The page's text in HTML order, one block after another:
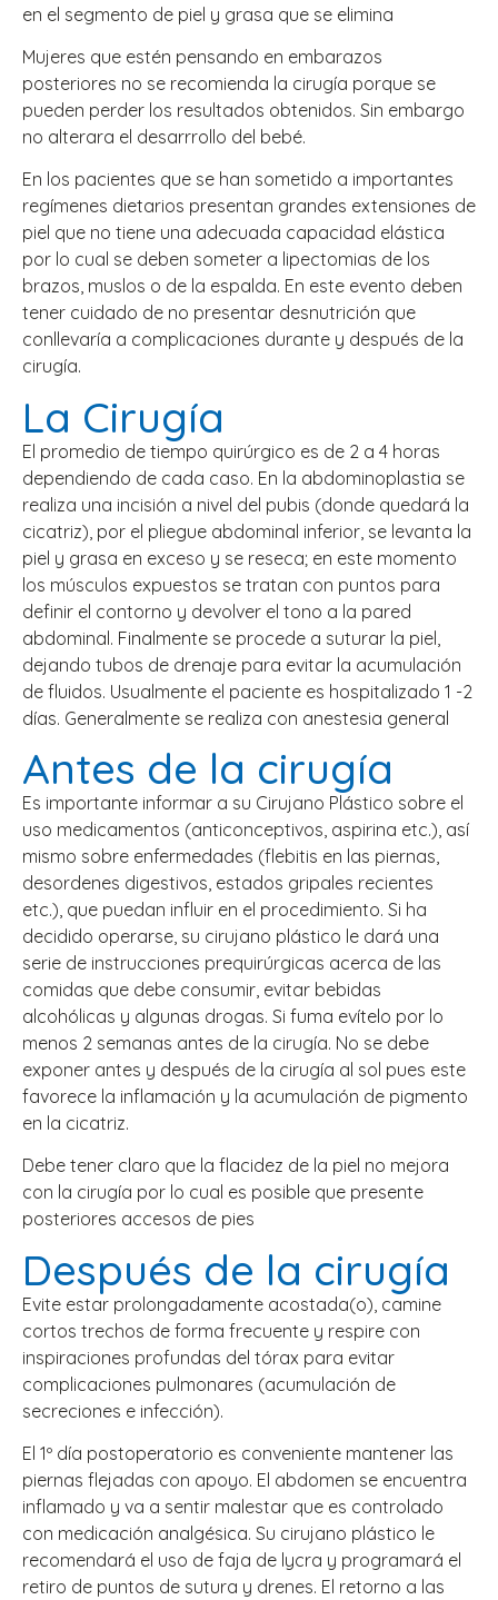
en el segmento de piel y grasa que se elimina
Mujeres que estén pensando en embarazos
posteriores no se recomienda la cirugía porque se
pueden perder los resultados obtenidos. Sin embargo
no alterara el desarrrollo del bebé.
En los pacientes que se han sometido a importantes
regímenes dietarios presentan grandes extensiones de
piel que no tiene una adecuada capacidad elástica
por lo cual se deben someter a lipectomias de los
brazos, muslos o de la espalda. En este evento deben
tener cuidado de no presentar desnutrición que
conllevaría a complicaciones durante y después de la
cirugía.
La Cirugía
El promedio de tiempo quirúrgico es de 2 a 4 horas
dependiendo de cada caso. En la abdominoplastia se
realiza una incisión a nivel del pubis (donde quedará la
cicatriz), por el pliegue abdominal inferior, se levanta la
piel y grasa en exceso y se reseca; en este momento
los músculos expuestos se tratan con puntos para
definir el contorno y devolver el tono a la pared
abdominal. Finalmente se procede a suturar la piel,
dejando tubos de drenaje para evitar la acumulación
de fluidos. Usualmente el paciente es hospitalizado 1 -2
días. Generalmente se realiza con anestesia general
Antes de la cirugía
Es importante informar a su Cirujano Plástico sobre el
uso medicamentos (anticonceptivos, aspirina etc.), así
mismo sobre enfermedades (flebitis en las piernas,
desordenes digestivos, estados gripales recientes
etc.), que puedan influir en el procedimiento. Si ha
decidido operarse, su cirujano plástico le dará una
serie de instrucciones prequirúrgicas acerca de las
comidas que debe consumir, evitar bebidas
alcohólicas y algunas drogas. Si fuma evítelo por lo
menos 2 semanas antes de la cirugía. No se debe
exponer antes y después de la cirugía al sol pues este
favorece la inflamación y la acumulación de pigmento
en la cicatriz.
Debe tener claro que la flacidez de la piel no mejora
con la cirugía por lo cual es posible que presente
posteriores accesos de pies
Después de la cirugía
Evite estar prolongadamente acostada(o), camine
cortos trechos de forma frecuente y respire con
inspiraciones profundas del tórax para evitar
complicaciones pulmonares (acumulación de
secreciones e infección).
El 1º día postoperatorio es conveniente mantener las
piernas flejadas con apoyo. El abdomen se encuentra
inflamado y va a sentir malestar que es controlado
con medicación analgésica. Su cirujano plástico le
recomendará el uso de faja de lycra y programará el
retiro de puntos de sutura y drenes. El retorno a las